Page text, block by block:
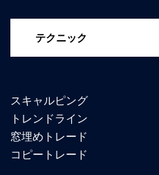
テクニック
スキャルピング
トレンドライン
窓埋めトレード
コピートレード